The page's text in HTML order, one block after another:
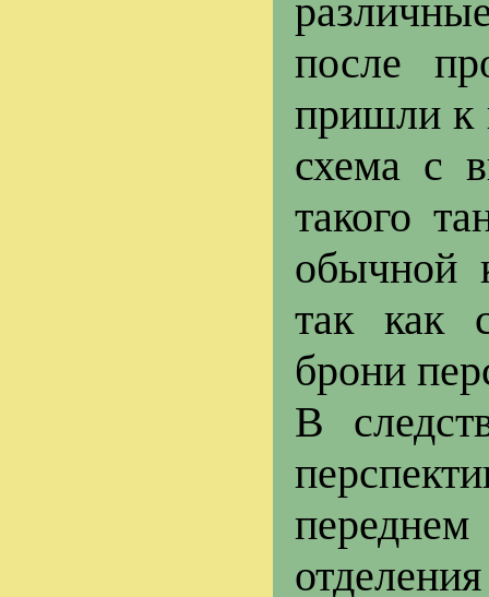
после
пришли к
схема с
такого
обычной
так как
брони
В